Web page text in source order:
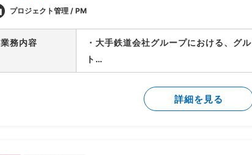
プロジェクト管理 / PM
業務内容
・大手鉄道会社グループにおける、グ
ト
・要件が固まっていない段階から顧客
用方針の設計を担当
・顧客の業務プロセスのヒアリング・可
詳細を見る